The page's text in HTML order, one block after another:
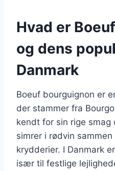
Hvad er
og dens
Danmark
Boeuf bourguignon er
der stammer fra
kendt for sin rige smag
simrer i rødvin
krydderier. I Danmark
især til festlige